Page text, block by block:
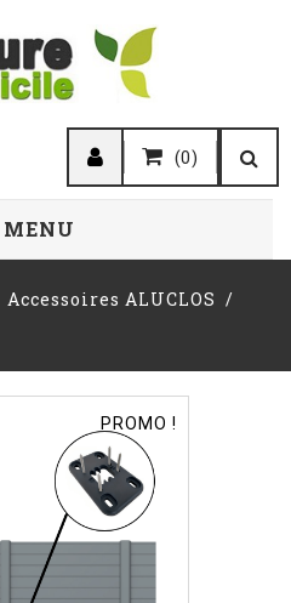
(0)
MENU
Accessoires ALUCLOS
PROMO !